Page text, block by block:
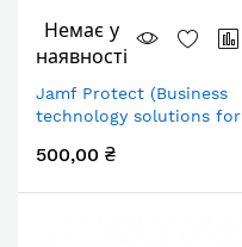
Немає у
наявності
Jamf Protect (Business
technology solutions for
500,00 ₴